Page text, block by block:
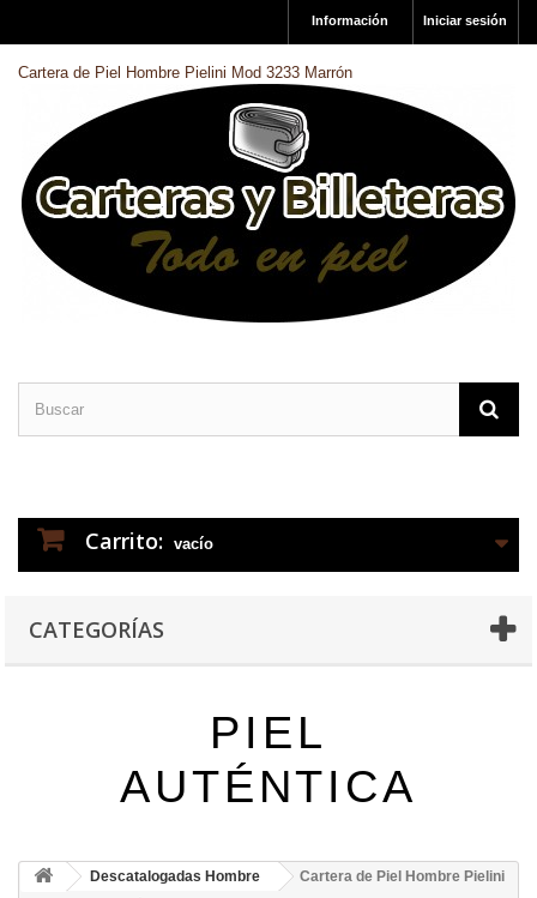
Iniciar sesión
Información
Cartera de Piel Hombre Pielini Mod 3233 Marrón
Carrito: vacío
CATEGORÍAS
PIEL
AUTÉNTICA
Descatalogadas Hombre
Cartera de Piel Hombre Pielini